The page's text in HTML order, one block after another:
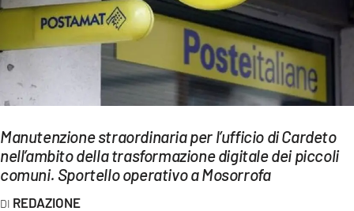
EVENTI
Streaming
LAC TV
LAC NETWORK
LAC ONAIR
Manutenzione straordinaria per l’ufficio di Cardeto
nell’ambito della trasformazione digitale dei piccoli
comuni. Sportello operativo a Mosorrofa
REDAZIONE